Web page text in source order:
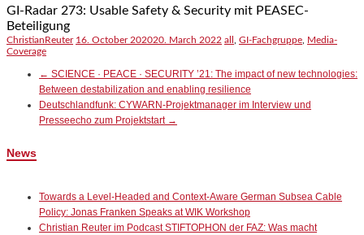
GI-Radar 273: Usable Safety & Security mit PEASEC-
Beteiligung
ChristianReuter 16. October 202020. March 2022 all GI-Fachgruppe Media-
Coverage
← SCIENCE · PEACE · SECURITY ’21: The impact of new technologies:
Between destabilization and enabling resilience
Deutschlandfunk: CYWARN-Projektmanager im Interview und
Presseecho zum Projektstart →
News
Towards a Level-Headed and Context-Aware German Subsea Cable
Policy: Jonas Franken Speaks at WIK Workshop
Christian Reuter im Podcast STIFTOPHON der FAZ: Was macht